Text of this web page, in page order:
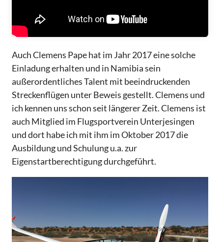
Auch Clemens Pape hat im Jahr 2017 eine solche
Einladung erhalten und in Namibia sein
außerordentliches Talent mit beeindruckenden
Streckenflügen unter Beweis gestellt. Clemens und
ich kennen uns schon seit längerer Zeit. Clemens ist
auch Mitglied im Flugsportverein Unterjesingen
und dort habe ich mit ihm im Oktober 2017 die
Ausbildung und Schulung u.a. zur
Eigenstartberechtigung durchgeführt.